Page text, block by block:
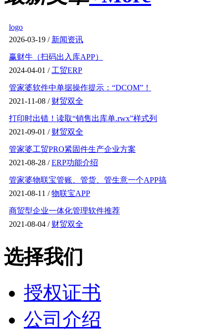
logo
2026-03-19 / 新闻资讯
赢财牛（扫码出入库APP）
2024-04-01 / 工贸ERP
管家婆软件中单据操作提示：“DCOM”！
2021-11-08 / 财贸双全
打印时出错！读取“销售出库单.rwx”样式列
2021-09-01 / 财贸双全
管家婆工贸PRO紧固件生产企业方案
2021-08-28 /ERP功能介绍
管家婆物联宝管账、管货、管生意一个APP搞
2021-08-11 /物联宝APP
商贸型企业一体化管理软件推荐
2021-08-04 / 财贸双全
选择我们
授权证书
公司介绍